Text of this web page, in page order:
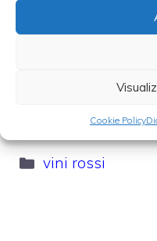
Cookie Policy
Categorie
vini rossi